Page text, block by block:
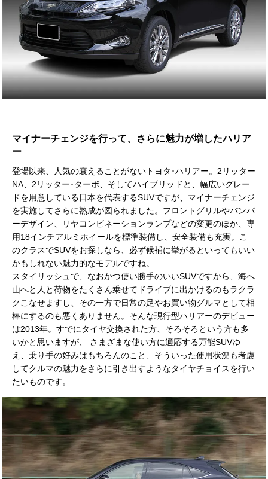
マイナーチェンジを行って、さらに魅力が増したハリア
ー
登場以来、人気の衰えることがないトヨタ･ハリアー。2リッター
NA、2リッター･ターボ、そしてハイブリッドと、幅広いグレー
ドを用意している日本を代表するSUVですが、マイナーチェンジ
を実施してさらに熟成が図られました。フロントグリルやバンパ
ーデザイン、リヤコンビネーションランプなどの変更のほか、専
用18インチアルミホイールを標準装備し、安全装備も充実。こ
のクラスでSUVをお探しなら、必ず候補に挙がるといってもいい
かもしれない魅力的なモデルですね。
スタイリッシュで、なおかつ使い勝手のいいSUVですから、海へ
山へと人と荷物をたくさん乗せてドライブに出かけるのもラクラ
クこなせますし、その一方で日常の足やお買い物グルマとして相
棒にするのも悪くありません。そんな現行型ハリアーのデビュー
は2013年。すでにタイヤ交換された方、そろそろという方も多
いかと思いますが、 さまざまな使い方に適応する万能SUVゆ
え、乗り手の好みはもちろんのこと、そういった使用状況も考慮
してクルマの魅力をさらに引き出すようなタイヤチョイスを行い
たいものです。